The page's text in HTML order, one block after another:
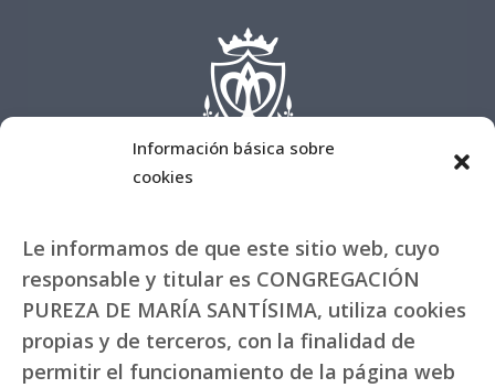
Información básica sobre
cookies
Le informamos de que este sitio web, cuyo
responsable y titular es CONGREGACIÓN
PUREZA DE MARÍA SANTÍSIMA, utiliza cookies
propias y de terceros, con la finalidad de
permitir el funcionamiento de la página web